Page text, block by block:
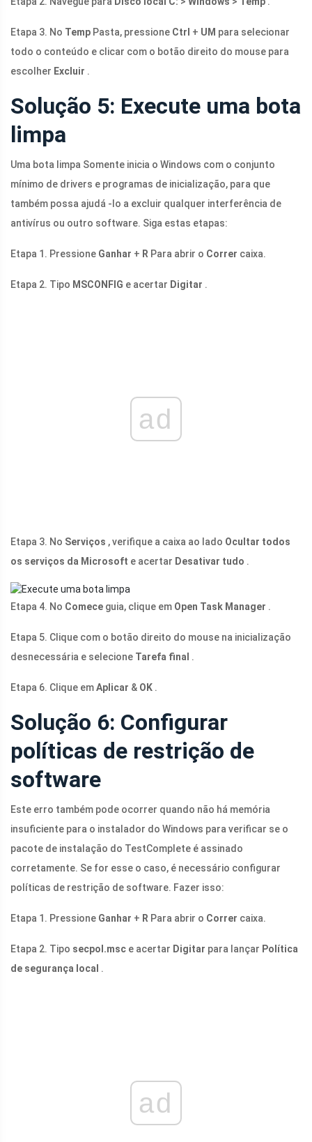
Etapa 3. No Temp Pasta, pressione Ctrl + UM para selecionar
todo o conteúdo e clicar com o botão direito do mouse para
escolher Excluir .
Solução 5: Execute uma bota
limpa
Uma bota limpa Somente inicia o Windows com o conjunto
mínimo de drivers e programas de inicialização, para que
também possa ajudá -lo a excluir qualquer interferência de
antivírus ou outro software. Siga estas etapas:
Etapa 1. Pressione Ganhar + R Para abrir o Correr caixa.
Etapa 2. Tipo MSCONFIG e acertar Digitar .
ad
Etapa 3. No Serviços , verifique a caixa ao lado Ocultar todos
os serviços da Microsoft e acertar Desativar tudo .
Etapa 4. No Comece guia, clique em Open Task Manager .
Etapa 5. Clique com o botão direito do mouse na inicialização
desnecessária e selecione Tarefa final .
Etapa 6. Clique emAplicar & OK .
Solução 6: Configurar
políticas de restrição de
software
Este erro também pode ocorrer quando não há memória
insuficiente para o instalador do Windows para verificar se o
pacote de instalação do TestComplete é assinado
corretamente. Se for esse o caso, é necessário configurar
políticas de restrição de software. Fazer isso:
Etapa 1. Pressione Ganhar + R Para abrir o Correr caixa.
Etapa 2. Tipo secpol.msc e acertar Digitar para lançar Política
de segurança local .
ad